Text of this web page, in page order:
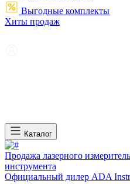
Выгодные комплекты
Хиты продаж
Каталог
Продажа лазерного
инструмента
Официальный дилер ADA